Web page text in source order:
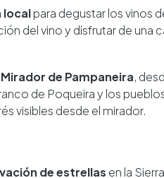
localpara degustar los vinos
del vino y disfrutar de una
Mirador de Pampaneira,
de Poqueira y los pueblos
visibles desde el mirador.
de estrellas en la